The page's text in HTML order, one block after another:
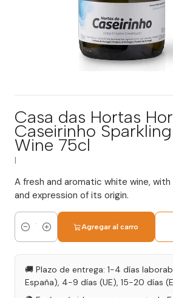
Casa das Hortas
Caseirinho
Wine 75cl
A fresh and aromatic white wine,
and expression of its origin.
Cantidad
Agregar al carro
🚚 Plazo de entrega: 1-4 días
España), 4-9 días (UE), 15-20 días